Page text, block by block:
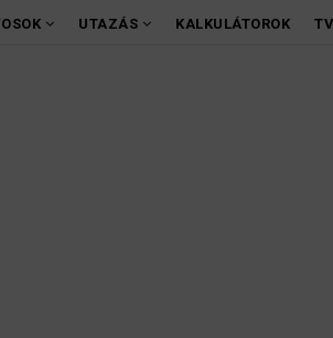
UTAZÁS KALKULÁTOROK TV